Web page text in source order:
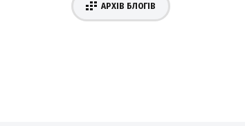
АРХІВ БЛОГІВ